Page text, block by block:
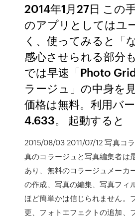
2014年1月27日 この
のアプリとしてはユ
く、使ってみると「
感心させられる部分
では早速「Photo
ラージュ」の中身を
価格は無料。利用バ
4.633。 起動すると
2015/08/03 2011/07/12 写真コ
真のコラージュと写真編集者は
あり、無料のコラージュメーカ
の作成、写真の編集、写真フィ
ほど簡単かは信じられません。
更、フォトエフェクトの追加、